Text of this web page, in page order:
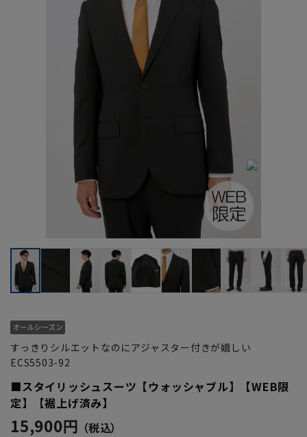
すっきりシルエットなのにアジャスター付きが嬉しい
ECS5503-92
■スタイリッシュスーツ【ウォッシャブル】【WEB限
定】【裾上げ済み】
15,900円